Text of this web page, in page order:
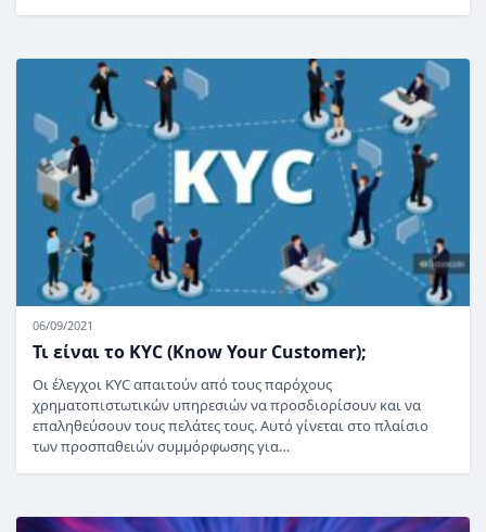
06/09/2021
Τι είναι το KYC (Know Your Customer);
Οι έλεγχοι KYC απαιτούν από τους παρόχους
χρηματοπιστωτικών υπηρεσιών να προσδιορίσουν και να
επαληθεύσουν τους πελάτες τους. Αυτό γίνεται στο πλαίσιο
των προσπαθειών συμμόρφωσης για…